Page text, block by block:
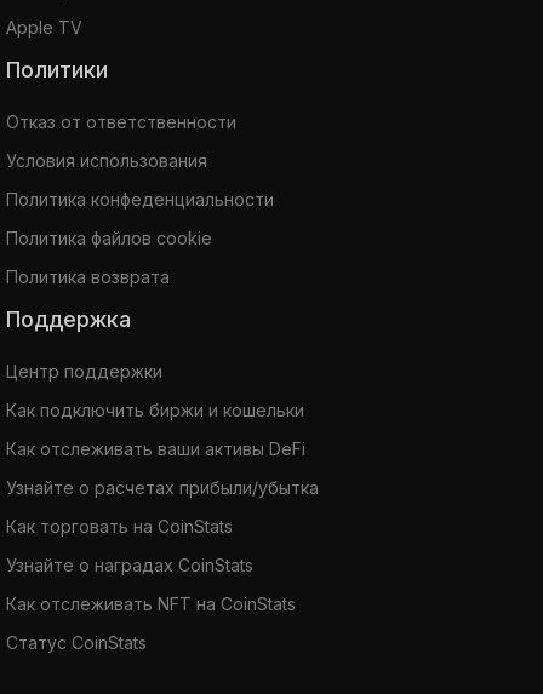
Apple TV
Политики
Отказ от ответственности
Условия использования
Политика конфеденциальности
Политика файлов cookie
Политика возврата
Поддержка
Центр поддержки
Как подключить биржи и кошельки
Как отслеживать ваши активы DeFi
Узнайте о расчетах прибыли/убытка
Как торговать на CoinStats
Узнайте о наградах CoinStats
Как отслеживать NFT на CoinStats
Статус CoinStats